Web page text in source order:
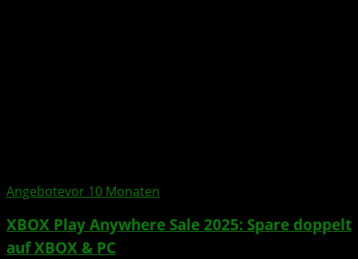
Angebotevor 10 Monaten
XBOX Play Anywhere Sale 2025: Spare doppelt
auf XBOX & PC